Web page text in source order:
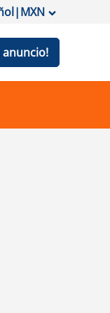
|MXN
anuncio!